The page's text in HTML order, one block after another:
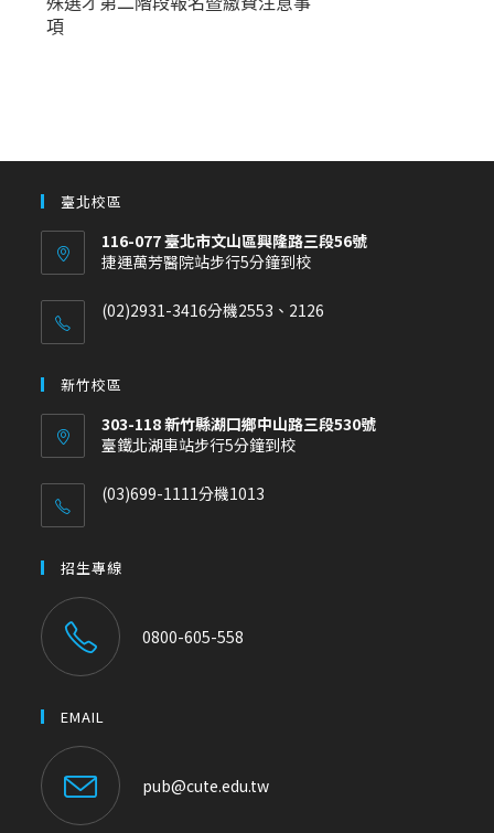
項
臺北校區
116-077 臺北市文山區興隆路三段56號
捷運萬芳醫院站步行5分鐘到校
(02)2931-3416分機2553、2126
新竹校區
303-118 新竹縣湖口鄉中山路三段530號
臺鐵北湖車站步行5分鐘到校
(03)699-1111分機1013
招生專線
0800-605-558
EMAIL
pub@cute.edu.tw